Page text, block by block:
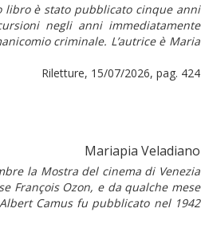
libro è stato pubblicato cinque anni
negli anni immediatamente
criminale. L’autrice è Maria
Riletture, 15/07/2026, pag. 424
Mariapia Veladiano
la Mostra del cinema di Venezia
François Ozon, e da qualche mese
Camus fu pubblicato nel 1942